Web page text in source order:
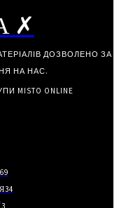
✗
ДОЗВОЛЕНО ЗА
НА НАС.
MISTO ONLINE
69
34
3